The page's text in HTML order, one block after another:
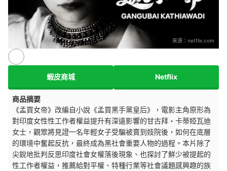
來源： netflix.com
蝦皮商城 Netflix
商品摘要
《孟買女帝》改編自小說《孟買黑手黨皇后》，電影主角原形為
對印度女性性工作者權益提升有深遠影響的甘古拜・卡蒂婭瓦迪
女士，觀眾將見證一名年輕女子受騙被賣到妓院後，如何在底層
的環境中奮起反抗，最終成為黑社會重要人物的過程。本片除了
尖銳地批判反思印度社會女權落後現象、也探討了鮮少被提起的
性工作者權益，推薦給對平權、特種行業等社會議題感興趣的族